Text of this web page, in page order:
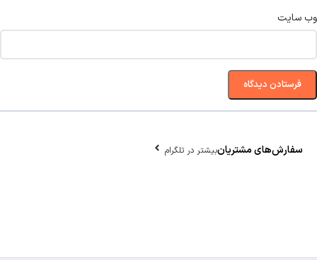
وب‌ سایت
سفارش‌های مشتریانبیشتر در تلگرام